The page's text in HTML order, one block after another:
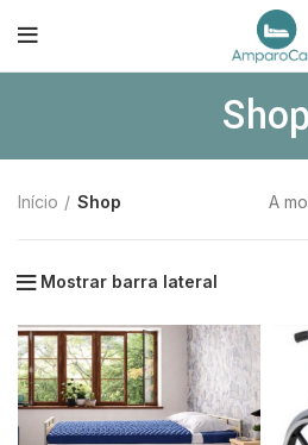
Shop
Início Shop A
Mostrar barra lateral